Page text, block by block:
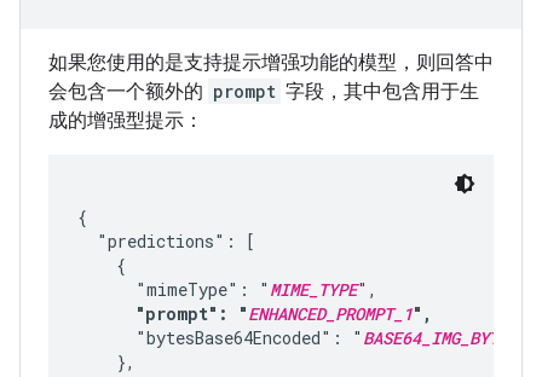
如果您使用的是支持提示增强功能的模型，则回答中
会包含一个额外的 prompt 字段，其中包含用于生
成的增强型提示：
{
  "predictions": [
    {
      "mimeType": "
MIME_TYPE",
      "prompt": "
ENHANCED_PROMPT_1",
      "bytesBase64Encoded": "
BASE64_IMG_BYTES_1
    },